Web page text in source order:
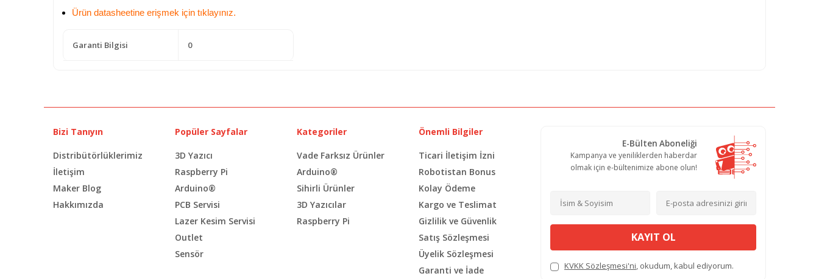
Ürün datasheetine erişmek için tıklayınız.
Garanti Bilgisi 0
Bizi Tanıyın
Distribütörlüklerimiz
İletişim
Maker Blog
Hakkımızda
Popüler Sayfalar
3D Yazıcı
Raspberry Pi
Arduino®
PCB Servisi
Lazer Kesim Servisi
Outlet
Sensör
Kategoriler
Vade Farksız Ürünler
Arduino®
Sihirli Ürünler
3D Yazıcılar
Raspberry Pi
Önemli Bilgiler
Ticari İletişim İzni
Robotistan Bonus
Kolay Ödeme
Kargo ve Teslimat
Gizlilik ve Güvenlik
Satış Sözleşmesi
Üyelik Sözleşmesi
Garanti ve İade
E-Bülten Aboneliği
Kampanya ve yeniliklerden haberdar
olmak için e-bültenimize abone olun!
KAYIT OL
KVKK Sözleşmesi'ni, okudum, kabul ediyorum.